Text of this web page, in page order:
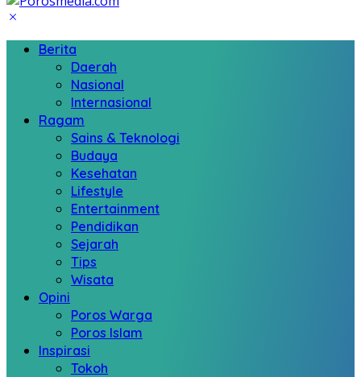
Berita
Daerah
Nasional
Internasional
Ragam
Sains & Teknologi
Budaya
Kesehatan
Lifestyle
Entertainment
Pendidikan
Sejarah
Tips
Wisata
Opini
Poros Warga
Poros Islam
Inspirasi
Tokoh